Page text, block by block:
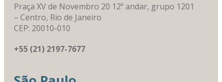
Praça XV de Novembro 20 12º andar, grupo 1201
– Centro, Rio de Janeiro
CEP: 20010-010
+55 (21) 2197-7677